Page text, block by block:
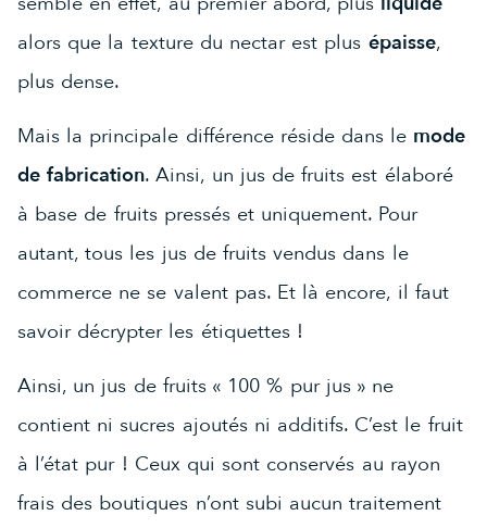
alors que la texture du nectar est plus épaisse,
plus dense.
Mais la principale différence réside dans le mode
de fabrication. Ainsi, un jus de fruits est élaboré
à base de fruits pressés et uniquement. Pour
autant, tous les jus de fruits vendus dans le
commerce ne se valent pas. Et là encore, il faut
savoir décrypter les étiquettes !
Ainsi, un jus de fruits « 100 % pur jus » ne
contient ni sucres ajoutés ni additifs. C’est le fruit
à l’état pur ! Ceux qui sont conservés au rayon
frais des boutiques n’ont subi aucun traitement